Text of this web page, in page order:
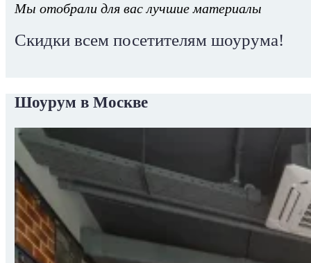
Мы отобрали для вас лучшие материалы
Скидки всем посетителям шоурума!
Шоурум в Москве